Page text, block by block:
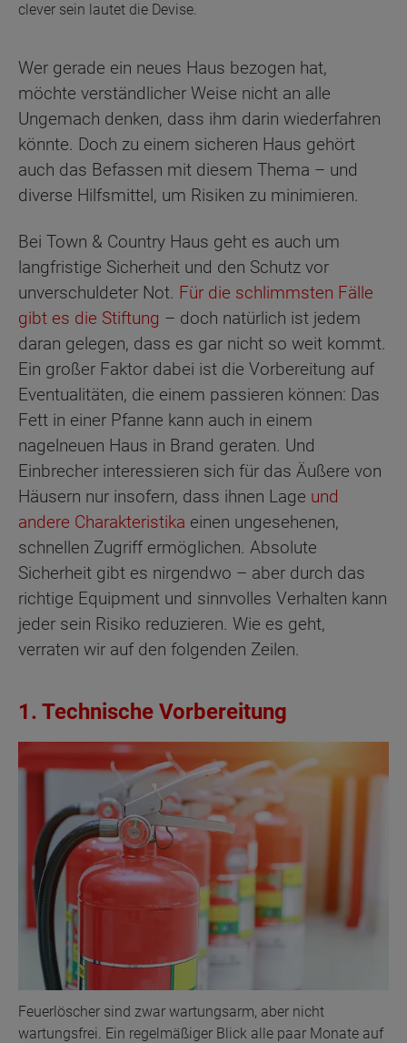
clever sein lautet die Devise.
Wer gerade ein neues Haus bezogen hat,
möchte verständlicher Weise nicht an alle
Ungemach denken, dass ihm darin wiederfahren
könnte. Doch zu einem sicheren Haus gehört
auch das Befassen mit diesem Thema – und
diverse Hilfsmittel, um Risiken zu minimieren.
Bei Town & Country Haus geht es auch um
langfristige Sicherheit und den Schutz vor
unverschuldeter Not. Für die schlimmsten Fälle
gibt es die Stiftung – doch natürlich ist jedem
daran gelegen, dass es gar nicht so weit kommt.
Ein großer Faktor dabei ist die Vorbereitung auf
Eventualitäten, die einem passieren können: Das
Fett in einer Pfanne kann auch in einem
nagelneuen Haus in Brand geraten. Und
Einbrecher interessieren sich für das Äußere von
Häusern nur insofern, dass ihnen Lage und
andere Charakteristika einen ungesehenen,
schnellen Zugriff ermöglichen. Absolute
Sicherheit gibt es nirgendwo – aber durch das
richtige Equipment und sinnvolles Verhalten kann
jeder sein Risiko reduzieren. Wie es geht,
verraten wir auf den folgenden Zeilen.
1. Technische Vorbereitung
Feuerlöscher sind zwar wartungsarm, aber nicht
wartungsfrei. Ein regelmäßiger Blick alle paar Monate auf